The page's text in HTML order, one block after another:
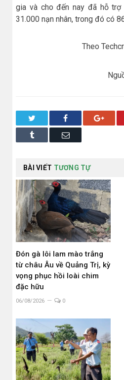
gia và cho đến nay đã hỗ trợ
31.000 nạn nhân, trong đó có
Theo
Facebook
Tumblr Email
BÀI VIẾT TƯƠNG TỰ
Đón gà lôi lam mào trắng
từ châu Âu về Quảng Trị, kỳ
vọng phục hồi loài chim
đặc hữu
06/08/2026 0